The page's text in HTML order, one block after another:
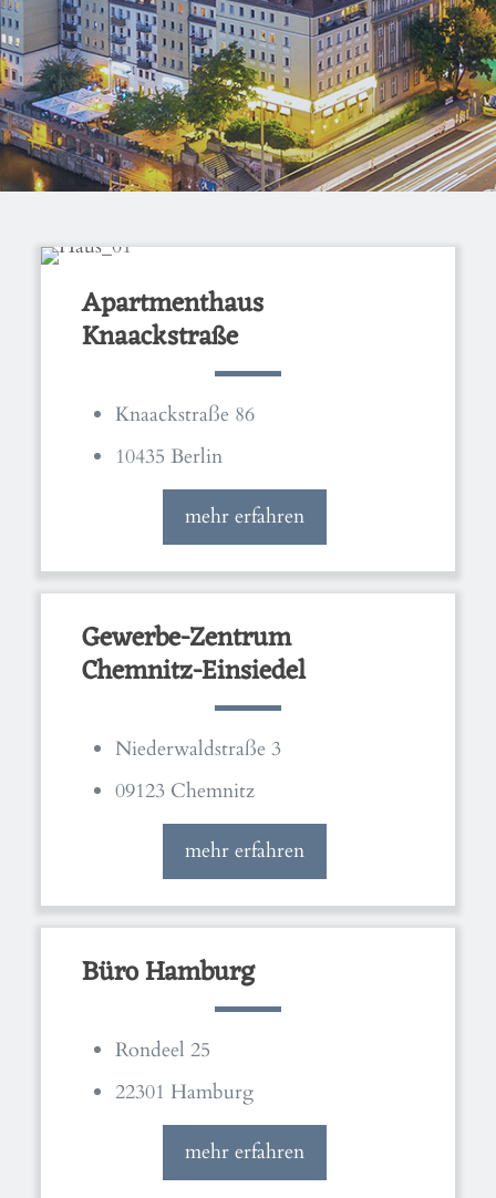
Apartmenthaus
Knaackstraße
Knaackstraße 86
10435 Berlin
mehr erfahren
Gewerbe-Zentrum
Chemnitz-Einsiedel
Niederwaldstraße 3
09123 Chemnitz
mehr erfahren
Büro Hamburg
Rondeel 25
22301 Hamburg
mehr erfahren